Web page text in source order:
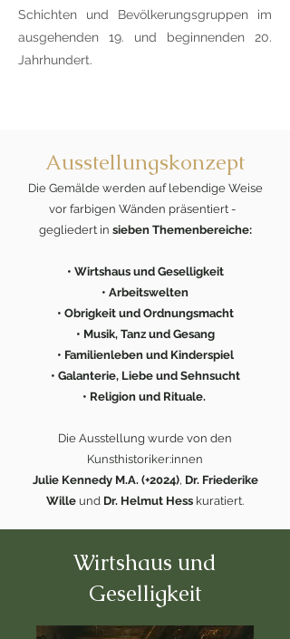
Schichten und Bevölkerungsgruppen im
ausgehenden 19. und beginnenden 20.
Jahrhundert.
Ausstellungskonzept
Die Gemälde werden auf lebendige Weise
vor farbigen Wänden präsentiert -
gegliedert in sieben Themenbereiche:
• Wirtshaus und Geselligkeit
• Arbeitswelten
• Obrigkeit und Ordnungsmacht
• Musik, Tanz und Gesang
• Familienleben und Kinderspiel
• Galanterie, Liebe und Sehnsucht
• Religion und Rituale.
Die Ausstellung wurde von den
Kunsthistoriker:innen
Julie Kennedy M.A. (+2024), Dr. Friederike
Wille und Dr. Helmut Hess kuratiert.
Wirtshaus und
Geselligkeit